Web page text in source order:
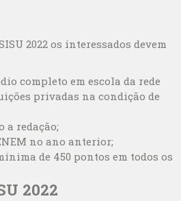
2022 os interessados devem
completo em escola da rede
privadas na condição de
a redação;
no ano anterior;
de 450 pontos em todos os
2022